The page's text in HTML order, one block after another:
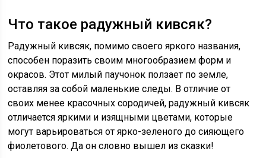
Что такое радужный кивсяк?
Радужный кивсяк, помимо своего яркого названия,
способен поразить своим многообразием форм и
окрасов. Этот милый паучонок ползает по земле,
оставляя за собой маленькие следы. В отличие от
своих менее красочных сородичей, радужный кивсяк
отличается яркими и изящными цветами, которые
могут варьироваться от ярко-зеленого до сияющего
фиолетового. Да он словно вышел из сказки!